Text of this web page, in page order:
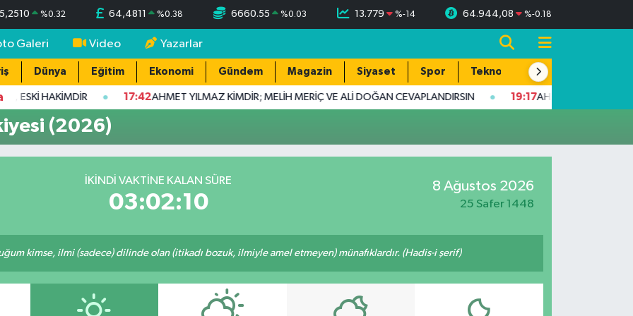
%0.32 64,4811 %0.38 6660.55 %0.03 13.779 %-14 64.944,08 %-0.18
Galeri Video Yazarlar
Dünya Eğitim Ekonomi Gündem Magazin Siyaset Spor Teknoloji
ESKİ HAKİMDİR 17:42AHMET YILMAZ KİMDİR; MELİH MERİÇ VE ALİ DOĞAN CEVAPLANDIRSIN 19:17 AHMET YILMAZ
(2026)
İKINDI VAKTINE KALAN SÜRE
03:02:10
8 Ağustos 2026
25 Safer 1448
kimse, ilmi (sadece) dilinde olan (itikadı bozuk, ilmiyle amel etmeyen) münafıklardır. (Hadis-i şerif)